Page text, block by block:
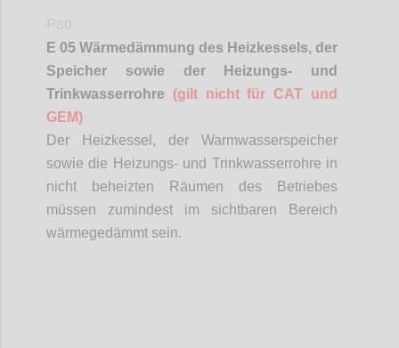
E 05 Wärmedämmung des Heizkessels, der
Speicher sowie der Heizungs- und
Trinkwasserrohre (gilt nicht für CAT und
GEM)
Der Heizkessel, der Warmwasserspeicher
sowie die Heizungs- und Trinkwasserrohre in
nicht beheizten Räumen des Betriebes
müssen zumindest im sichtbaren Bereich
wärmegedämmt sein.